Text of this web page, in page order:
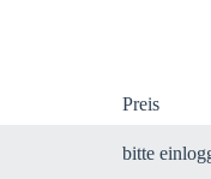
Preis
bitte